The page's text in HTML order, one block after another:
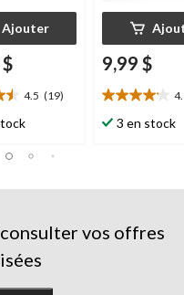
Ajouter
4.5 (19)
9,99 $
4.1
étoile(s)
évaluations
3 en stock
vos offres